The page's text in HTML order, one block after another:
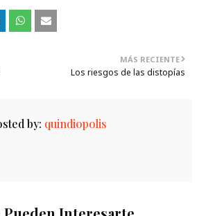
MÁS RECIENTE
Los riesgos de las distopías
by: quindiopolis